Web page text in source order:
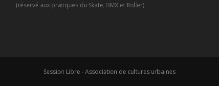
(réservé aux pratiques du Skate, BMX et Roller)
Session Libre - Association de cultures urbaines